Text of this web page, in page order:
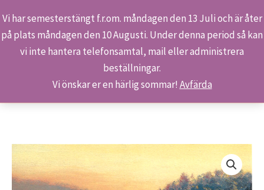
Vi har semesterstängt f.r.om. måndagen den 13 Juli och är åter
på plats måndagen den 10 Augusti. Under denna period så kan
vi inte hantera telefonsamtal, mail eller administrera
beställningar.
Vi önskar er en härlig sommar! Avfärda
Hoppa
Sök
Hem Butiken Produkter S 111/01 – Min hembygd